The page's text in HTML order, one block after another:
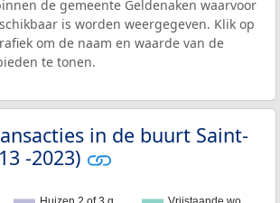
de gemeente Geldenaken waarvoor
is worden weergegeven. Klik op
om de naam en waarde van de
te tonen.
in de buurt Saint-
-2023)